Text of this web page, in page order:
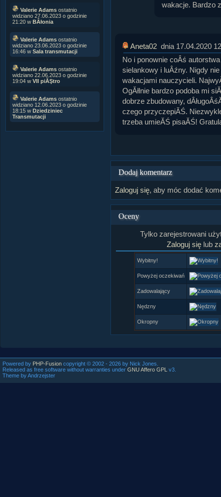
Valerie Adams ostatnio
widziano 27.06.2023 o godzinie
21:20 w BÂłonia
Valerie Adams ostatnio
widziano 23.06.2023 o godzinie
16:46 w Sala transmutacji
Valerie Adams ostatnio
widziano 22.06.2023 o godzinie
19:04 w VII piĂŞtro
Valerie Adams ostatnio
widziano 12.06.2023 o godzinie
18:15 w Dziedziniec
Transmutacji
wakacje. Bardzo
Aneta02 dnia 17.04.2020
No i ponownie coÂś
sielankowy i luÂźny. Nigdy
wakacjami nauczycieli.
OgĂłlnie bardzo podoba mi
dobrze zbudowany,
czego przyczepiĂŚ.
trzeba umieĂŚ pisaĂŚ!
Dodaj komentarz
Zaloguj się, aby móc dodać
Oceny
Tylko zarejestrowani
Zaloguj się lub
Wybitny!
Powyżej oczekiwań
Zadowalający
Nędzny
Okropny
Powered by PHP-Fusion copyright © 2002 - 2026 by Nick Jones.
Released as free software without warranties under GNU Affero GPL v3.
Theme by Andrzejster